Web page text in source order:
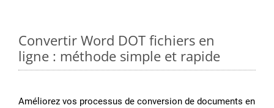
Convertir Word DOT fichiers en
ligne : méthode simple et rapide
Améliorez vos processus de conversion de documents en